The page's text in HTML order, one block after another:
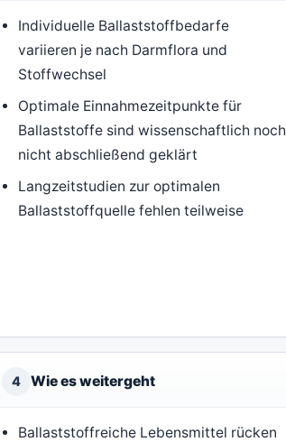
Individuelle Ballaststoffbedarfe
variieren je nach Darmflora und
Stoffwechsel
Optimale Einnahmezeitpunkte für
Ballaststoffe sind wissenschaftlich noch
nicht abschließend geklärt
Langzeitstudien zur optimalen
Ballaststoffquelle fehlen teilweise
4 Wie es weitergeht
Ballaststoffreiche Lebensmittel rücken